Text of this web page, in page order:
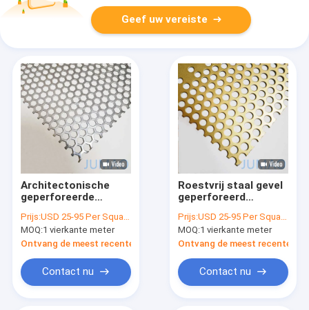
Geef uw vereiste
Architectonische
geperforeerde
platen gebouw gevel
Prijs:USD 25-95 Per Square Meter
MOQ:1 vierkante meter
Ontvang de meest recente Prijs
Contact nu
Roestvrij staal gevel
geperforeerd
Matt Golden
Prijs:USD 25-95 Per Square Meter
MOQ:1 vierkante meter
Ontvang de meest recente
Contact nu